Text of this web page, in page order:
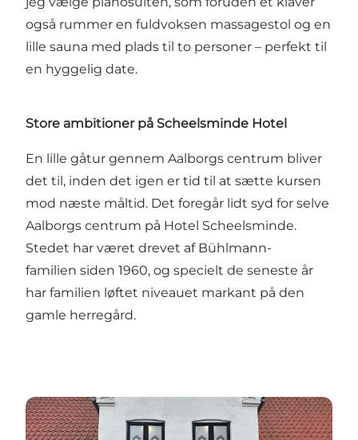
også rummer en fuldvoksen massagestol og en
lille sauna med plads til to personer – perfekt til
en hyggelig date.
Store ambitioner på Scheelsminde Hotel
En lille gåtur gennem Aalborgs centrum bliver
det til, inden det igen er tid til at sætte kursen
mod næste måltid. Det foregår lidt syd for selve
Aalborgs centrum på Hotel Scheelsminde.
Stedet har været drevet af Bühlmann-
familien siden 1960, og specielt de seneste år
har familien løftet niveauet markant på den
gamle herregård.